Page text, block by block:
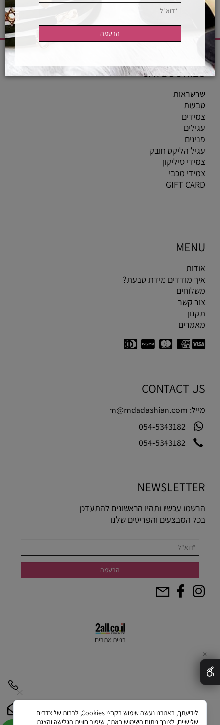
CATEGORIES
שרשראות
טבעות
צמידים
עגילים
פנינים
עגיל הליקס חובק
צמידי סיליקון
צמידי מכבי
GIFT CARD
MENU
אודות
איך מודדים מידת טבעת?
משלוחים
צור קשר
תקנון
מאמרים
CONTACT US
מייל: m@mdadashian.com
054-5343182
054-5343182
NEWSLETTER
הרשמו עכשיו ותהיו הראשונים להתעדכן
בכל המבצעים והפריטים שלנו
בניית אתרים
✕
לידיעתך, באתרנו נעשה שימוש בקבצי Cookies, לרבות של צדדים
שלישיים, לצורך ניתוח השימוש באתר, שיפור חוויית הגלישה והצגת